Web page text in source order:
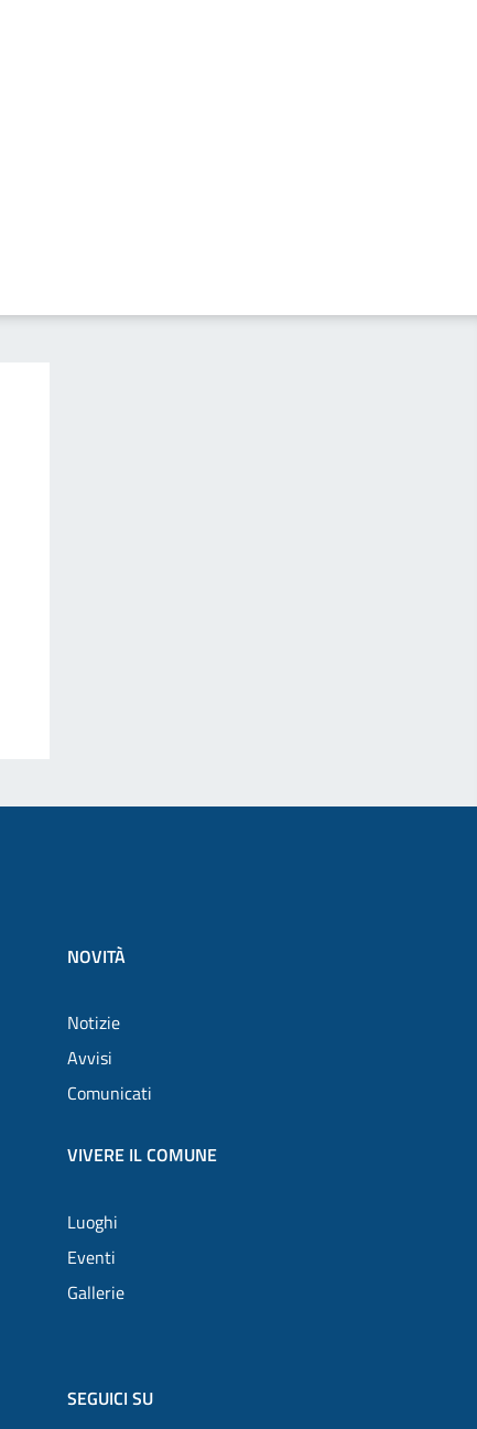
NOVITÀ
Notizie
Avvisi
Comunicati
VIVERE IL COMUNE
Luoghi
Eventi
Gallerie
SEGUICI SU